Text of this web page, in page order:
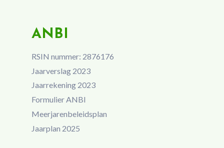
ANBI
RSIN nummer: 2876176
Jaarverslag 2023
Jaarrekening 2023
Formulier ANBI
Meerjarenbeleidsplan
Jaarplan 2025